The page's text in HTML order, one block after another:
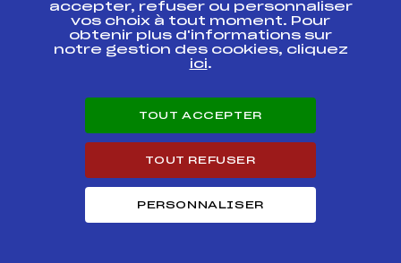
Circuits Rang
FOND – SUBARU NORDIC CHALLENGE
Résultats Nordique 2013
Course
FNAM0451.FFS
CHAMPIONNATS DE
START CLASSIQUE
FFS
accepter, refuser ou personnaliser
vos choix à tout moment. Pour
obtenir plus d'informations sur
notre gestion des cookies, cliquez
ici.
TOUT ACCEPTER
TOUT REFUSER
PERSONNALISER